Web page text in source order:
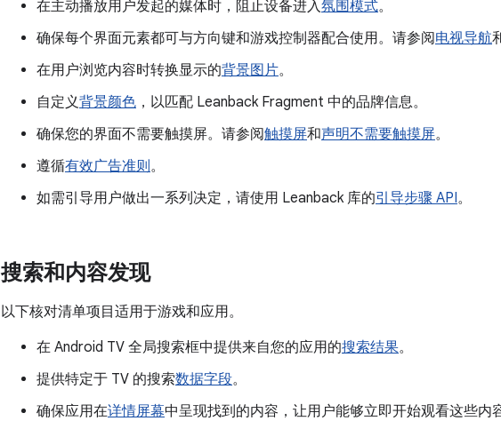
在主动播放用户发起的媒体时，阻止设备进入氛围模式。
确保每个界面元素都可与方向键和游戏控制器配合使用。请参阅电视导航
在用户浏览内容时转换显示的背景图片。
自定义背景颜色 ，以匹配 Leanback Fragment 中的品牌信息。
确保您的界面不需要触摸屏。请参阅触摸屏和声明不需要触摸屏。
遵循有效广告准则。
如需引导用户做出一系列决定，请使用 Leanback 库的引导步骤 API。
搜索和内容发现
以下核对清单项目适用于游戏和应用。
在 Android TV 全局搜索框中提供来自您的应用的搜索结果。
提供特定于 TV 的搜索数据字段。
确保应用在详情屏幕中呈现找到的内容，让用户能够立即开始观看这些内容